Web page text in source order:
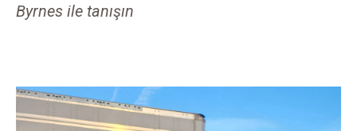
Byrnes ile tanışın